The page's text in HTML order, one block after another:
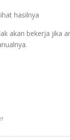
hasilnya
akan bekerja jika